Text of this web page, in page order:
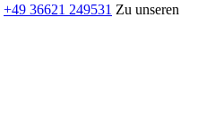
+49 36621 249531 Zu unseren